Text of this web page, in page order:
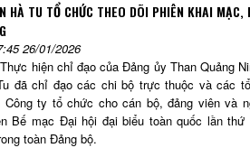
HÀ TU TỔ CHỨC THEO DÕI PHIÊN KHAI MẠC,
26/01/2026
hiện chỉ đạo của Đảng ủy Than Quảng
đã chỉ đạo các chi bộ trực thuộc và các
Công ty tổ chức cho cán bộ, đảng viên và
Bế mạc Đại hội đại biểu toàn quốc lần
toàn Đảng bộ.